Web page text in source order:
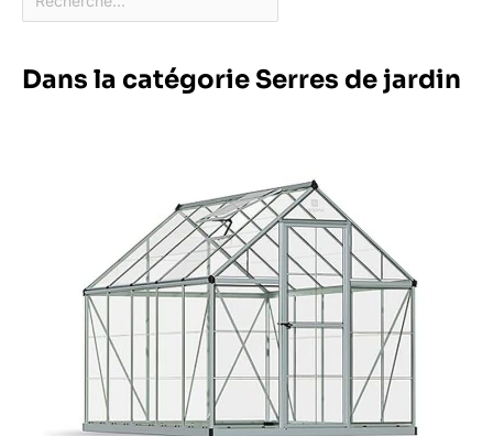
Dans la catégorie Serres de jardin